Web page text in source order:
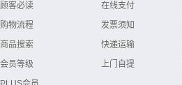
顾客必读
购物流程
商品搜索
会员等级
在线支付
发票须知
快递运输
上门自提